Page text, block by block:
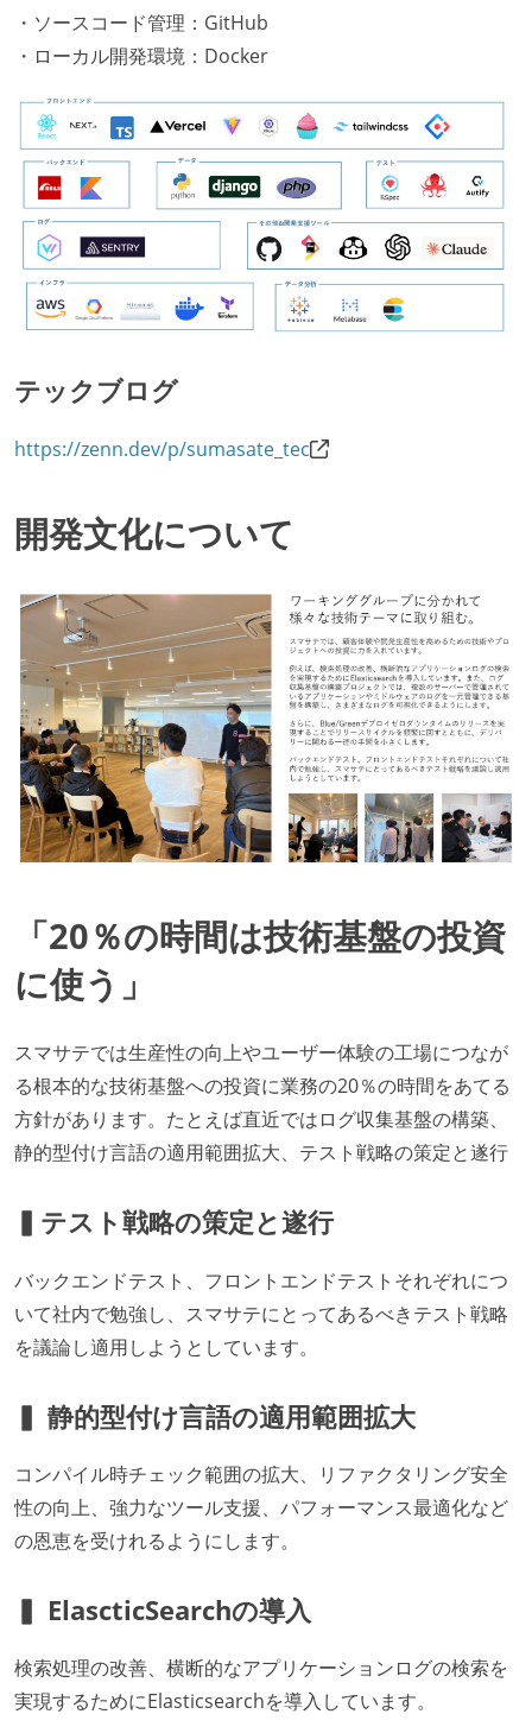
・ソースコード管理：GitHub
・ローカル開発環境：Docker
テックブログ
https://zenn.dev/p/sumasate_tec
開発文化について
「20％の時間は技術基盤の投資
に使う」
スマサテでは生産性の向上やユーザー体験の工場につなが
る根本的な技術基盤への投資に業務の20％の時間をあてる
方針があります。たとえば直近ではログ収集基盤の構築、
静的型付け言語の適用範囲拡大、テスト戦略の策定と遂行
▍テスト戦略の策定と遂行
バックエンドテスト、フロントエンドテストそれぞれにつ
いて社内で勉強し、スマサテにとってあるべきテスト戦略
を議論し適用しようとしています。
▍ 静的型付け言語の適用範囲拡大
コンパイル時チェック範囲の拡大、リファクタリング安全
性の向上、強力なツール支援、パフォーマンス最適化など
の恩恵を受けれるようにします。
▍ ElascticSearchの導入
検索処理の改善、横断的なアプリケーションログの検索を
実現するためにElasticsearchを導入しています。